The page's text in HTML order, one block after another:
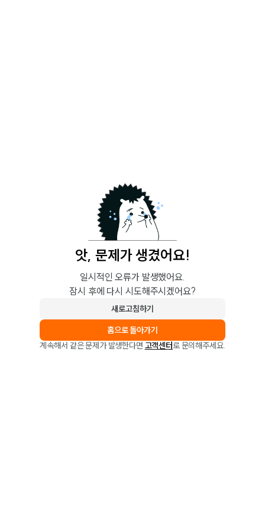
앗, 문제가 생겼어요!
일시적인 오류가 발생했어요.
잠시 후에 다시 시도해주시겠어요?
새로고침하기
홈으로 돌아가기
계속해서 같은 문제가 발생한다면 고객센터로 문의해주세요.